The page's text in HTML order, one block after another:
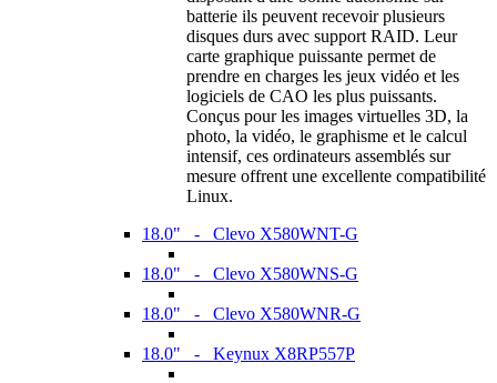
batterie ils peuvent recevoir plusieurs
disques durs avec support RAID. Leur
carte graphique puissante permet de
prendre en charges les jeux vidéo et les
logiciels de CAO les plus puissants.
Conçus pour les images virtuelles 3D, la
photo, la vidéo, le graphisme et le calcul
intensif, ces ordinateurs assemblés sur
mesure offrent une excellente compatibilité
Linux.
18.0" - Clevo X580WNT-G
18.0" - Clevo X580WNS-G
18.0" - Clevo X580WNR-G
18.0" - Keynux X8RP557P